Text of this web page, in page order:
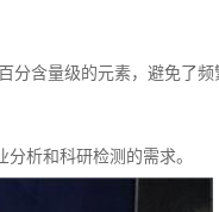
分含量级的元素，避免了
析和科研检测的需求。